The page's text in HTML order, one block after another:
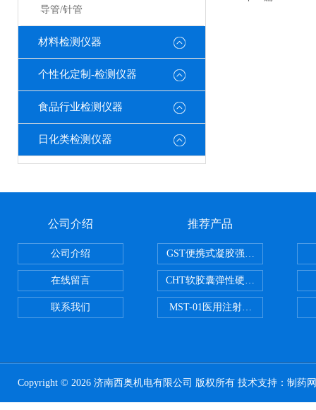
导管/针管
材料检测仪器
个性化定制-检测仪器
食品行业检测仪器
日化类检测仪器
公司介绍
公司介绍
在线留言
联系我们
推荐产品
GST便携式凝胶强度测定仪
CHT软胶囊弹性硬度测试仪
MST-01医用注射器测试仪
Copyright © 2026 济南西奥机电有限公司 版权所有 技术支持： 制药网